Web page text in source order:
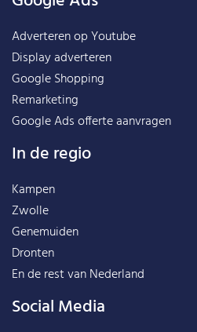
Adverteren op Youtube
Display adverteren
Google Shopping
Remarketing
Google Ads offerte aanvragen
In de regio
Kampen
Zwolle
Genemuiden
Dronten
En de rest vanNederland
Social Media